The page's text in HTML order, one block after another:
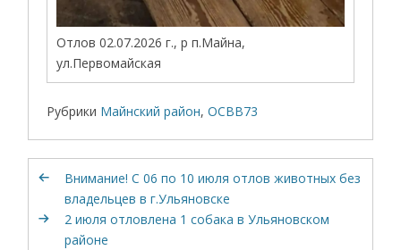
Отлов 02.07.2026 г., р п.Майна,
ул.Первомайская
Рубрики Майнский район,ОСВВ73
Внимание! С 06 по 10 июля отлов животных без
владельцев в г.Ульяновске
2 июля отловлена 1 собака в Ульяновском
районе